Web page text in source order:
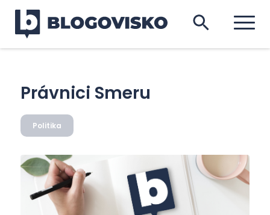
Právnici Smeru
Politika